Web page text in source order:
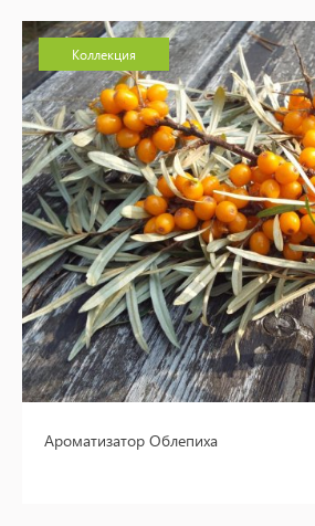
Коллекция
Ароматизатор Облепиха